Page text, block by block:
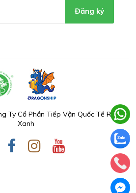
Đăng ký
Ty Cổ Phần Tiếp Vận Quốc Tế Rồng
Xanh